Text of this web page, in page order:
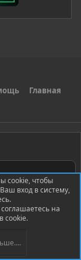
Главная
cookie, чтобы
вход в систему,
на
cookie.